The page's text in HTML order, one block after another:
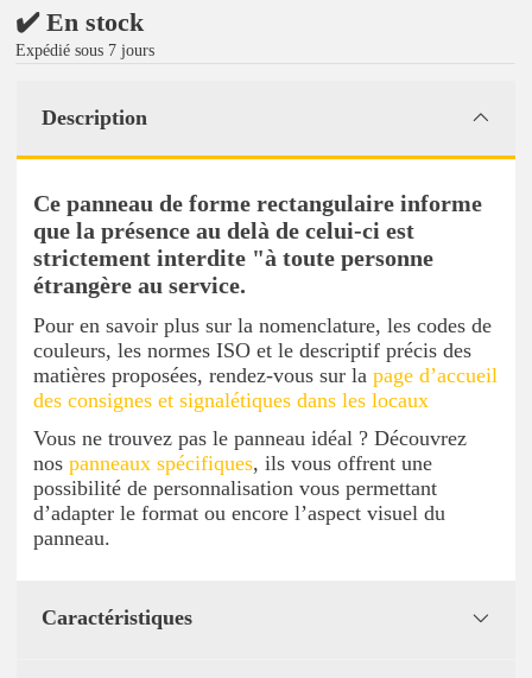
✔️ En stock
Expédié sous 7 jours
Description
Ce panneau de forme rectangulaire informe
que la présence au delà de celui-ci est
strictement interdite "à toute personne
étrangère au service.
Pour en savoir plus sur la nomenclature, les codes de
couleurs, les normes ISO et le descriptif précis des
matières proposées, rendez-vous sur la page d’accueil
des consignes et signalétiques dans les locaux
Vous ne trouvez pas le panneau idéal ? Découvrez
nos panneaux spécifiques, ils vous offrent une
possibilité de personnalisation vous permettant
d’adapter le format ou encore l’aspect visuel du
panneau.
Caractéristiques